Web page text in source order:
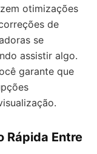
otimizações
de
se
assistir algo.
garante que
Rápida Entre